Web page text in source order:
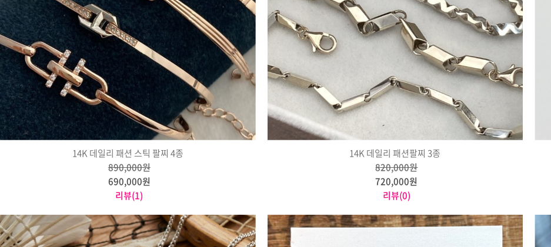
14K 데일리 패션 스틱 팔찌 4종
890,000원
690,000원
리뷰(1)
14K 데일리 패션팔찌 3종
820,000원
720,000원
리뷰(0)